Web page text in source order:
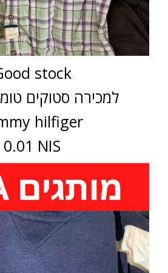
stock
למכירה סטוקים
hilfiger
0.01 NIS